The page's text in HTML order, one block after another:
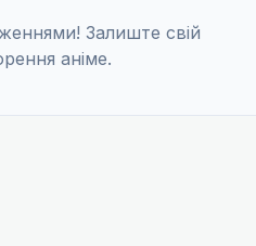
Залиште свій
аніме.